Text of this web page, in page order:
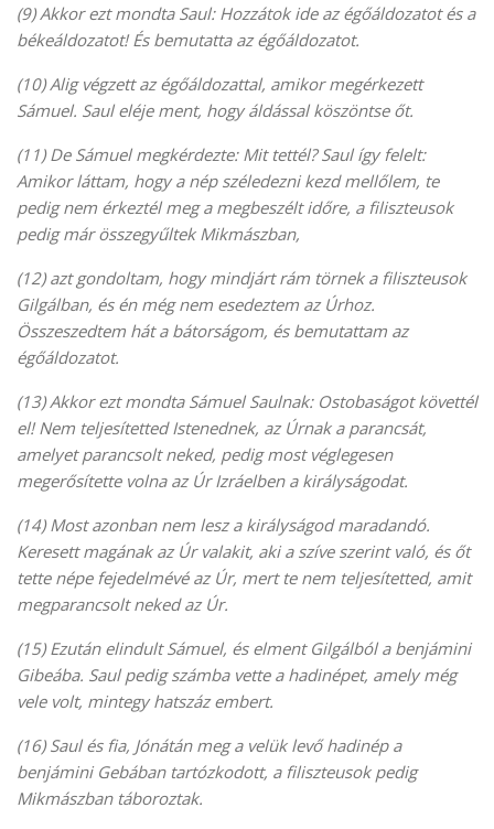
(9) Akkor ezt mondta Saul: Hozzátok ide az égőáldozatot és a
békeáldozatot! És bemutatta az égőáldozatot.
(10) Alig végzett az égőáldozattal, amikor megérkezett
Sámuel. Saul eléje ment, hogy áldással köszöntse őt.
(11) De Sámuel megkérdezte: Mit tettél? Saul így felelt:
Amikor láttam, hogy a nép széledezni kezd mellőlem, te
pedig nem érkeztél meg a megbeszélt időre, a filiszteusok
pedig már összegyűltek Mikmászban,
(12) azt gondoltam, hogy mindjárt rám törnek a filiszteusok
Gilgálban, és én még nem esedeztem az Úrhoz.
Összeszedtem hát a bátorságom, és bemutattam az
égőáldozatot.
(13) Akkor ezt mondta Sámuel Saulnak: Ostobaságot követtél
el! Nem teljesítetted Istenednek, az Úrnak a parancsát,
amelyet parancsolt neked, pedig most véglegesen
megerősítette volna az Úr Izráelben a királyságodat.
(14) Most azonban nem lesz a királyságod maradandó.
Keresett magának az Úr valakit, aki a szíve szerint való, és őt
tette népe fejedelmévé az Úr, mert te nem teljesítetted, amit
megparancsolt neked az Úr.
(15) Ezután elindult Sámuel, és elment Gilgálból a benjámini
Gibeába. Saul pedig számba vette a hadinépet, amely még
vele volt, mintegy hatszáz embert.
(16) Saul és fia, Jónátán meg a velük levő hadinép a
benjámini Gebában tartózkodott, a filiszteusok pedig
Mikmászban táboroztak.